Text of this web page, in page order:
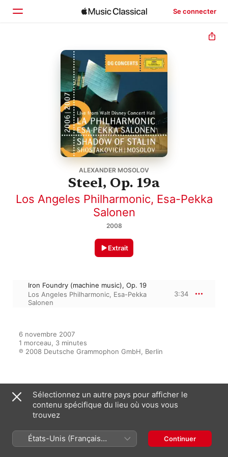
Se connecter
Accueil
Rechercher
ALEXANDER MOSOLOV
Steel, Op. 19a
Los Angeles Philharmonic, Esa-Pekka
Salonen
2008
Extrait
Iron Foundry (machine music), Op. 19
Los Angeles Philharmonic, Esa-Pekka
Salonen
3:34
6 novembre 2007
1 morceau, 3 minutes
℗ 2008 Deutsche Grammophon GmbH, Berlin
Sur l’album
Shadow of Stalin - Shostakovich
/ Mosolov
Esa-Pekka Salonen,Michael
Sélectionnez un autre pays pour afficher le
contenu spécifique du lieu où vous vous
trouvez
États-Unis (Français
France)
Continuer